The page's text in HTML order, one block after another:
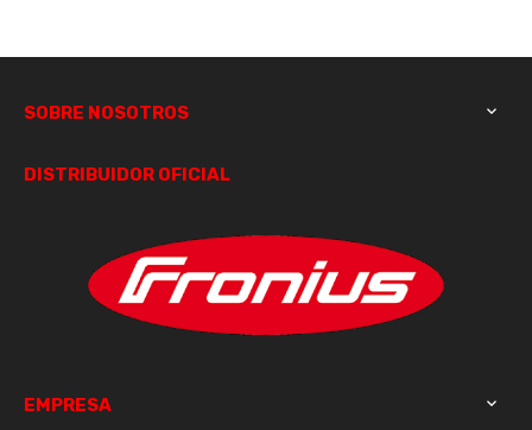
SOBRE NOSOTROS 
DISTRIBUIDOR OFICIAL
EMPRESA 